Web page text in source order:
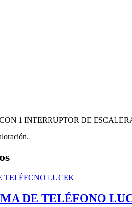
CON 1 INTERRUPTOR DE
DE TELÉFONO